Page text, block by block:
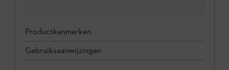
Productkenmerken
Gebruiksaanwijzingen